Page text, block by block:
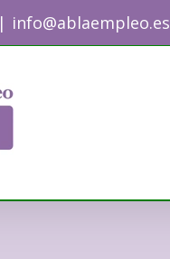
| info@ablaempleo.es